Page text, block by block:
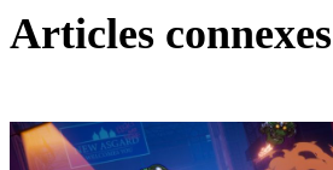
Articles connexes